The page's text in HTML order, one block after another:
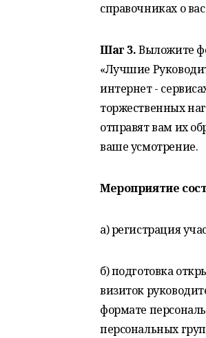
справочниках о
Шаг 3.Выложите
«Лучшие
интернет -
торжественных
отправят вам их
ваше усмотрение.
Мероприятие
а) регистрация
б) подготовка
визиток
формате
персональных